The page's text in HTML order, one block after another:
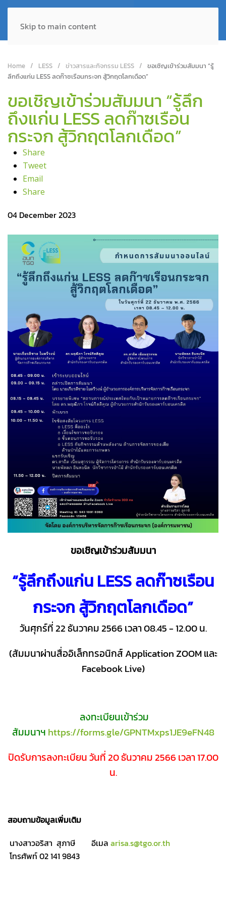
Skip to main content
Home LESS ข่าวสารและกิจกรรม LESS
ขอเชิญเข้าร่วมสัมมนา “รู้
ลึกถึงแก่น LESS ลดก๊าซเรือนกระจก สู้วิกฤตโลกเดือด”
ขอเชิญเข้าร่วมสัมมนา “รู้ลึก
ถึงแก่น LESS ลดก๊าซเรือน
กระจก สู้วิกฤตโลกเดือด”
Share
Tweet
Email
Share
04 December 2023
ขอเชิญเข้าร่วมสัมมนา
“รู้ลึกถึงแก่น LESS ลดก๊าซเรือน
กระจก สู้วิกฤตโลกเดือด”
วันศุกร์ที่ 22 ธันวาคม 2566 เวลา 08.45 - 12.00 น.
(สัมมนาผ่านสื่ออิเล็กทรอนิกส์ Application ZOOM และ
Facebook Live)
ลงทะเบียนเข้าร่วม
สัมมนาฯ https://forms.gle/GPNTMxps1JE9eFN48
ปิดรับการลงทะเบียน วันที่ 20 ธันวาคม 2566 เวลา 17.00
น.
สอบถามข้อมูลเพิ่มเติม
นางสาวอริสา สุภาษี อีเมล arisa.s@tgo.or.th
โทรศัพท์ 02 141 9843